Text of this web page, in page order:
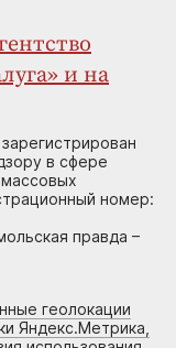
и на
в сфере
номер:
правда –
геолокации
Яндекс.Метрика,